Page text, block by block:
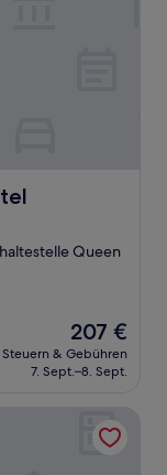
Queen
Der
Preis
beträgt
207 €
Steuern & Gebühren
7. Sept.–8. Sept.